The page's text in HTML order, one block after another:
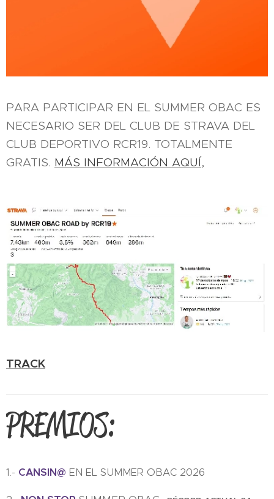
PARA PARTICIPAR EN EL SUMMER OBAC ES
NECESARIO SER DEL CLUB DE STRAVA DEL
CLUB DEPORTIVO RCR19. TOTALMENTE
GRATIS. MÁS INFORMACIÓN AQUÍ,
TRACK
PREMIOS:
1.- CANSIN@ EN EL SUMMER OBAC 2026